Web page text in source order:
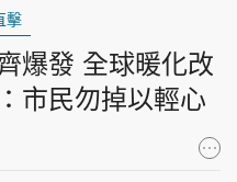
擊
爆發 全球暖化改
市民勿掉以輕心